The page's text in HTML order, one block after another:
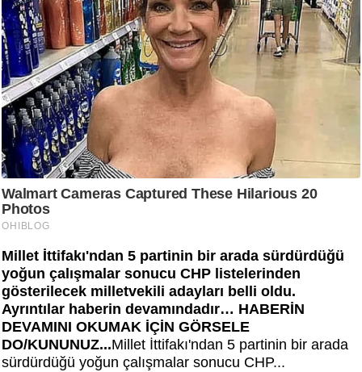
Millet İttifakı'ndan 5 partinin bir arada sürdürdüğü
yoğun çalışmalar sonucu CHP listelerinden
gösterilecek milletvekili adayları belli oldu.
Ayrıntılar haberin devamındadır… HABERİN
DEVAMINI OKUMAK İÇİN GÖRSELE
DO/KUNUNUZ...Millet İttifakı'ndan 5 partinin bir arada
sürdürdüğü yoğun çalışmalar sonucu CHP...